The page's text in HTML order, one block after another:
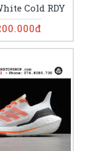
Cold RDY